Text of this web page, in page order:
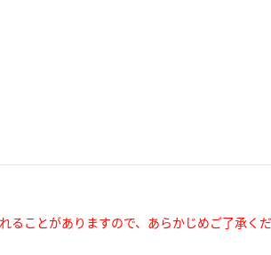
ることがありますので、あらかじめご了承く